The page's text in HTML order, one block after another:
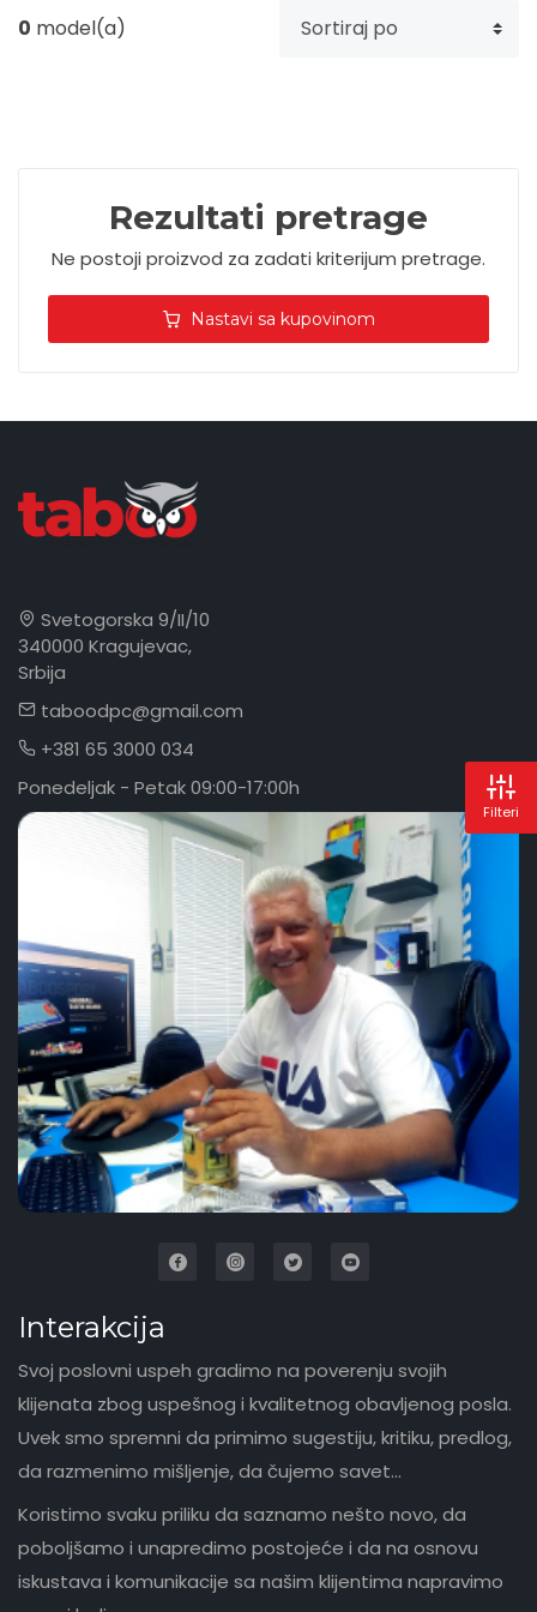
Filteri
0 model(a)
Rezultati pretrage
Ne postoji proizvod za zadati kriterijum pretrage.
Nastavi sa kupovinom
Svetogorska 9/II/10
340000 Kragujevac,
Srbija
taboodpc@gmail.com
+381 65 3000 034
Ponedeljak - Petak 09:00-17:00h
Interakcija
Svoj poslovni uspeh gradimo na poverenju svojih
klijenata zbog uspešnog i kvalitetnog obavljenog posla.
Uvek smo spremni da primimo sugestiju, kritiku, predlog,
da razmenimo mišljenje, da čujemo savet...
Koristimo svaku priliku da saznamo nešto novo, da
poboljšamo i unapredimo postojeće i da na osnovu
iskustava i komunikacije sa našim klijentima napravimo
Upaljači
Tech portfolio